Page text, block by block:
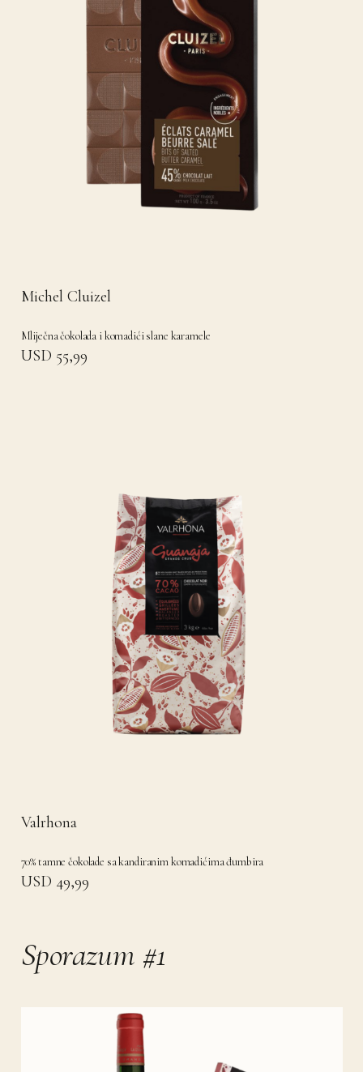
Michel Cluizel
Mliječna čokolada i komadići slane karamele
USD 55,99
Valrhona
70% tamne čokolade sa kandiranim komadićima đumbira
USD 49,99
Sporazum #1